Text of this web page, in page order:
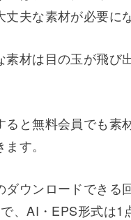
夫な素材が必要に
素材は目の玉が飛び
ると無料会員でも素
す。
ダウンロードできる
、AI・EPS形式は1